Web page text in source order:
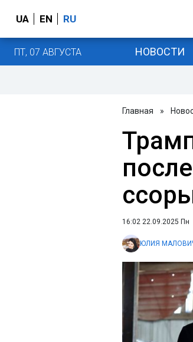
UA EN RU
ПТ, 07 АВГУСТА НОВОСТИ
Главная »
16:02 22.09.2025 Пн
ЮЛИЯ